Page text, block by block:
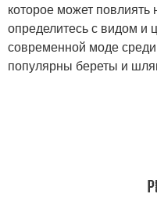
которое может
определитесь с видом и
современной моде
популярны береты и